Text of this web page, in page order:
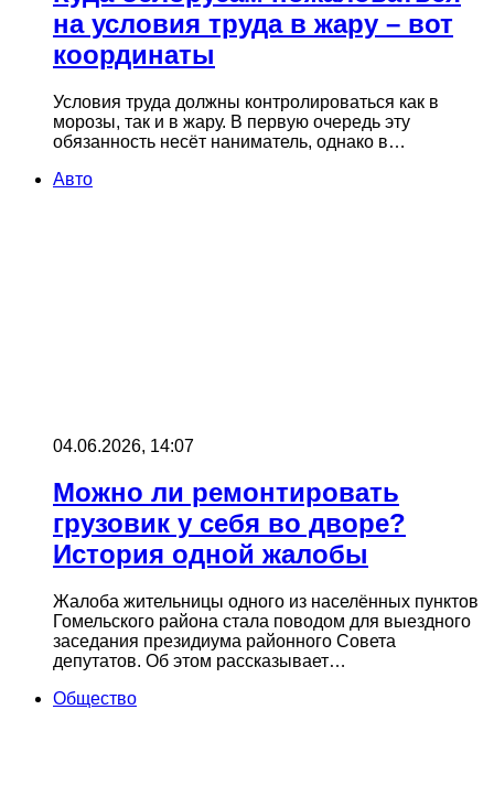
на условия труда в жару – вот
координаты
Условия труда должны контролироваться как в
морозы, так и в жару. В первую очередь эту
обязанность несёт наниматель, однако в…
Авто
04.06.2026, 14:07
Можно ли ремонтировать
грузовик у себя во дворе?
История одной жалобы
Жалоба жительницы одного из населённых пунктов
Гомельского района стала поводом для выездного
заседания президиума районного Совета
депутатов. Об этом рассказывает…
Общество